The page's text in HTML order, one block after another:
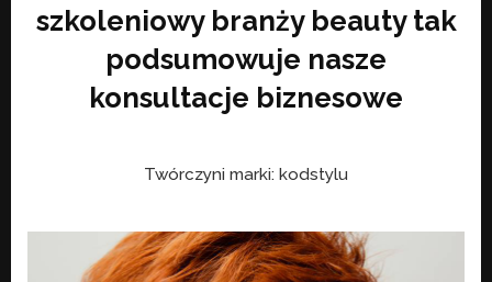
szkoleniowy branży beauty tak
podsumowuje nasze
konsultacje biznesowe
Twórczyni marki: kodstylu